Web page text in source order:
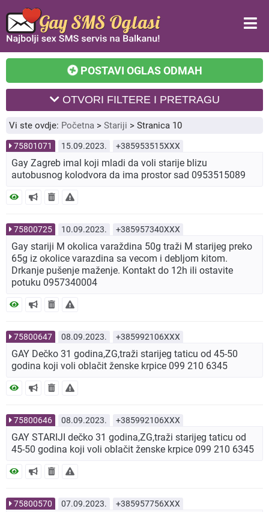
POSTAVI OGLAS ODMAH
OTVORI FILTERE I PRETRAGU
Vi ste ovdje: Početna > Stariji > Stranica 10
75801071 15.09.2023. +385953515XXX
Gay Zagreb imal koji mladi da voli starije blizu
autobusnog kolodvora da ima prostor sad 0953515089
75800725 10.09.2023. +385957340XXX
Gay stariji M okolica varaždina 50g traži M starijeg preko
65g iz okolice varazdina sa vecom i debljom kitom.
Drkanje pušenje maženje. Kontakt do 12h ili ostavite
potuku 0957340004
75800647 08.09.2023. +385992106XXX
GAY Dečko 31 godina,ZG,traži starijeg taticu od 45-50
godina koji voli oblačit ženske krpice 099 210 6345
75800646 08.09.2023. +385992106XXX
GAY STARIJI dečko 31 godina,ZG,traži starijeg taticu od
45-50 godina koji voli oblačit ženske krpice 099 210 6345
75800570 07.09.2023. +385957756XXX